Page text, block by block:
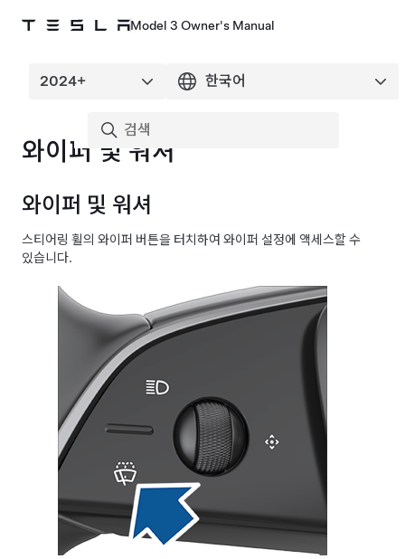
Model 3 Owner's Manual
와이퍼 및 워셔
와이퍼 및 워셔
스티어링 휠의 와이퍼 버튼을 터치하여 와이퍼 설정에 액세스할 수
있습니다.